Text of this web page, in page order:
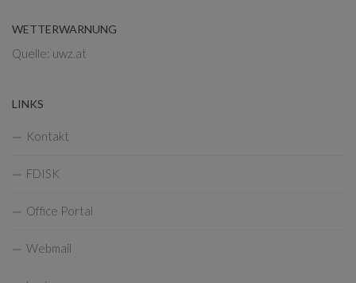
WETTERWARNUNG
Quelle: uwz.at
LINKS
Kontakt
FDISK
Office Portal
Webmail